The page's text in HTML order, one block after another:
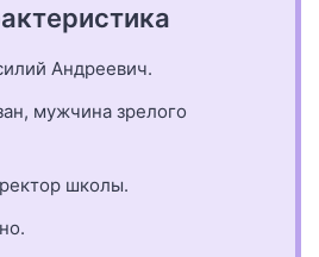
Андреевич.
мужчина зрелого
школы.